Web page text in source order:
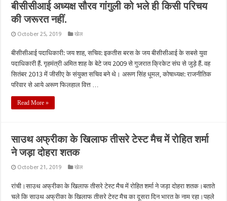
बीसीसीआई अध्यक्ष सौरव गांगुली को भले ही किसी परिचय
की जरूरत नहीं.
October 25, 2019 खेल
बीसीसीआई पदाधिकारी: जय शाह, सचिव: इकतीस बरस के जय बीसीसीआई के सबसे युवा
पदाधिकारी हैं. गृहमंत्री अमित शाह के बेटे जय 2009 से गुजरात क्रिकेट संघ से जुड़े हैं. वह
सितंबर 2013 में जीसीए के संयुक्त सचिव बने थे। अरूण सिंह धूमल, कोषाध्यक्ष: राजनीतिक
परिवार से आये अरूण फिलहाल वित्त …
Read More »
साउथ अफ्रीका के खिलाफ तीसरे टेस्ट मैच में रोहित शर्मा
ने जड़ा दोहरा शतक
October 21, 2019 खेल
रांची।साउथ अफ्रीका के खिलाफ तीसरे टेस्ट मैच में रोहित शर्मा ने जड़ा दोहरा शतक।बताते
चले कि साउथ अफ्रीका के खिलाफ तीसरे टेस्ट मैच का दूसरा दिन भारत के नाम रहा।पहले